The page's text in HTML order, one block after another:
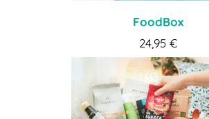
FoodBox
24,95 €